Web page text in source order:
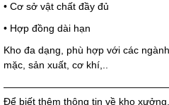
• Cơ sở vật chất đầy đủ
• Hợp đồng dài hạn
Kho đa dạng, phù hợp với các
mặc, sản xuất, cơ khí,..
Để biết thêm thông tin về kho